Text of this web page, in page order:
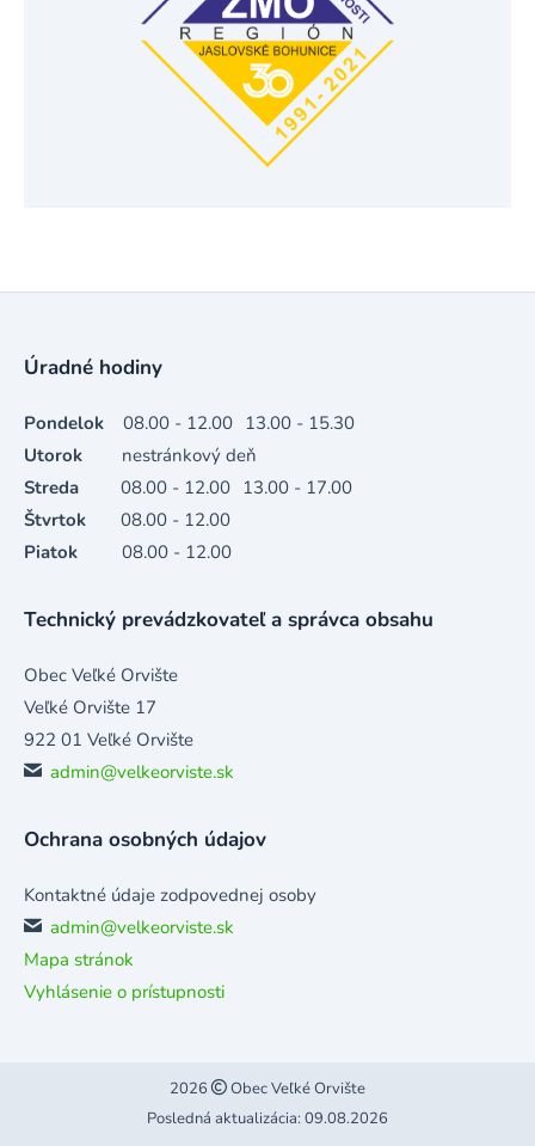
Úradné hodiny
Pondelok 08.00 - 12.00 13.00 - 15.30
Utorok
nestránkový deň
Streda
08.00 - 12.00 13.00 - 17.00
Štvrtok
08.00 - 12.00
Piatok
08.00 - 12.00
Technický prevádzkovateľ a správca obsahu
Obec Veľké Orvište
Veľké Orvište 17
922 01 Veľké Orvište
admin@velkeorviste.sk
Ochrana osobných údajov
Kontaktné údaje zodpovednej osoby
admin@velkeorviste.sk
Mapa stránok
Vyhlásenie o prístupnosti
2026
Obec Veľké Orvište
Posledná aktualizácia: 09.08.2026